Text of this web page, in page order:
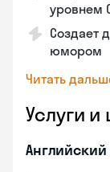
уровнем
Создает
юмором
Читать
Услуги и